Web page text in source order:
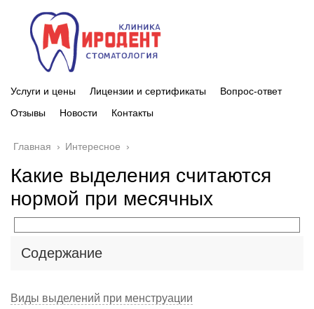
Услуги и цены Лицензии и сертификаты
Вопрос-ответ
Отзывы
Новости Контакты
Главная › Интересное ›
Какие выделения считаются
нормой при месячных
Содержание
Виды выделений при менструации